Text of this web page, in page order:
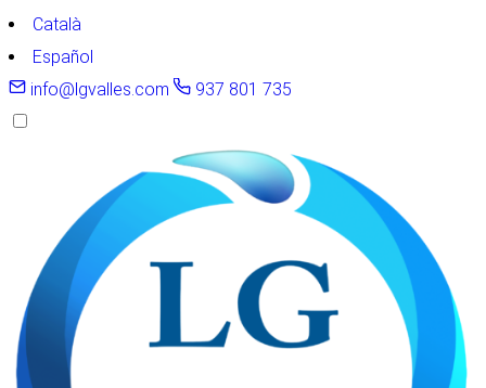
Català
Español
info@lgvalles.com
937 801 735